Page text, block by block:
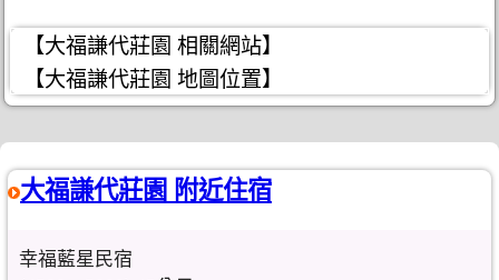
【大福謙代莊園 相關網站】
【大福謙代莊園 地圖位置】
大福謙代莊園 附近住宿
幸福藍星民宿